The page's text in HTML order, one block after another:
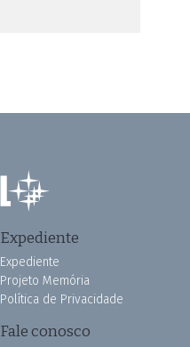
Expediente
Expediente
Projeto Memória
Política de Privacidade
Fale conosco